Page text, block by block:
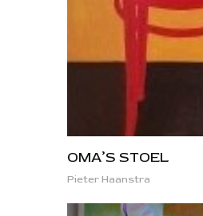
OMA’S STOEL
Pieter Haanstra